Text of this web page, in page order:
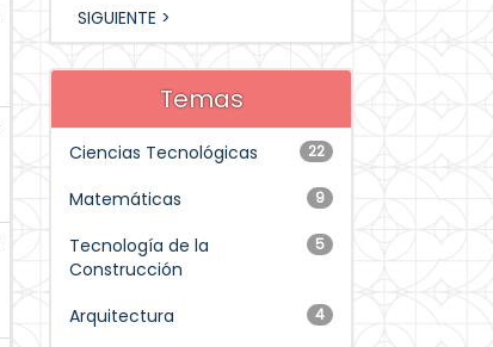
SIGUIENTE >
Temas
22
Ciencias Tecnológicas
9
Matemáticas
5
Tecnología de la
Construcción
4
Arquitectura